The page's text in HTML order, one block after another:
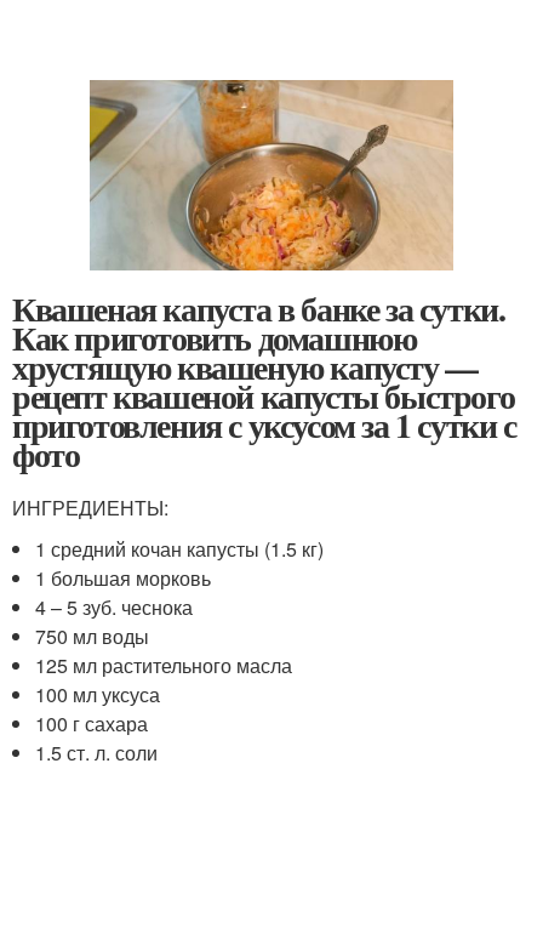
Квашеная капуста в банке за сутки.
Как приготовить домашнюю
хрустящую квашеную капусту —
рецепт квашеной капусты быстрого
приготовления с уксусом за 1 сутки с
фото
ИНГРЕДИЕНТЫ:
1 средний кочан капусты (1.5 кг)
1 большая морковь
4 – 5 зуб. чеснока
750 мл воды
125 мл растительного масла
100 мл уксуса
100 г сахара
1.5 ст. л. соли